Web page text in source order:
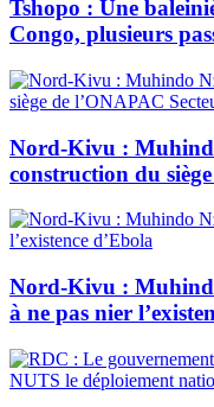
Tshopo : Une
Congo, plusieurs
Nord-Kivu :
construction du
Nord-Kivu :
à ne pas nier